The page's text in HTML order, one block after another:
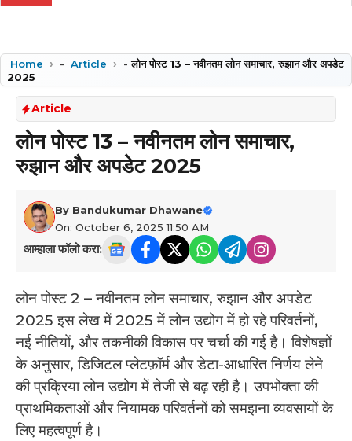
Home - Article -लोन पोस्ट 13 – नवीनतम लोन समाचार, रुझान और अपडेट
2025
Article
लोन पोस्ट 13 – नवीनतम लोन समाचार,
रुझान और अपडेट 2025
By Bandukumar Dhawane
On: October 6, 2025 11:50 AM
आम्हाला फॉलो करा:
लोन पोस्ट 2 – नवीनतम लोन समाचार, रुझान और अपडेट
2025 इस लेख में 2025 में लोन उद्योग में हो रहे परिवर्तनों,
नई नीतियों, और तकनीकी विकास पर चर्चा की गई है। विशेषज्ञों
के अनुसार, डिजिटल प्लेटफ़ॉर्म और डेटा-आधारित निर्णय लेने
की प्रक्रिया लोन उद्योग में तेजी से बढ़ रही है। उपभोक्ता की
प्राथमिकताओं और नियामक परिवर्तनों को समझना व्यवसायों के
लिए महत्वपूर्ण है।